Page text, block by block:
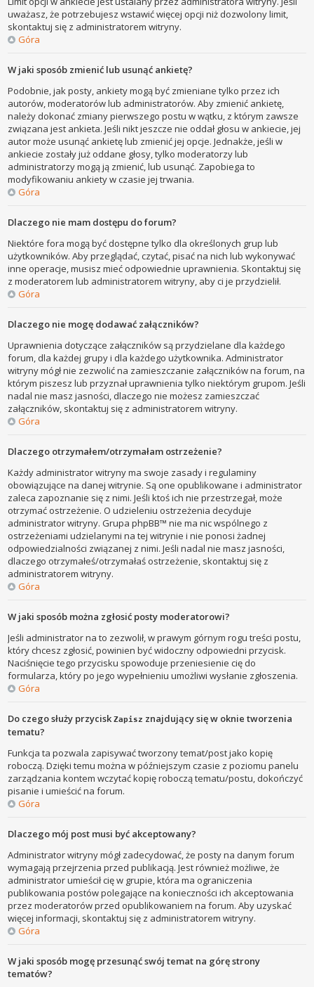
uważasz, że potrzebujesz wstawić więcej opcji niż dozwolony limit,
skontaktuj się z administratorem witryny.
Góra
W jaki sposób zmienić lub usunąć ankietę?
Podobnie, jak posty, ankiety mogą być zmieniane tylko przez ich
autorów, moderatorów lub administratorów. Aby zmienić ankietę,
należy dokonać zmiany pierwszego postu w wątku, z którym zawsze
związana jest ankieta. Jeśli nikt jeszcze nie oddał głosu w ankiecie, jej
autor może usunąć ankietę lub zmienić jej opcje. Jednakże, jeśli w
ankiecie zostały już oddane głosy, tylko moderatorzy lub
administratorzy mogą ją zmienić, lub usunąć. Zapobiega to
modyfikowaniu ankiety w czasie jej trwania.
Góra
Dlaczego nie mam dostępu do forum?
Niektóre fora mogą być dostępne tylko dla określonych grup lub
użytkowników. Aby przeglądać, czytać, pisać na nich lub wykonywać
inne operacje, musisz mieć odpowiednie uprawnienia. Skontaktuj się
z moderatorem lub administratorem witryny, aby ci je przydzielił.
Góra
Dlaczego nie mogę dodawać załączników?
Uprawnienia dotyczące załączników są przydzielane dla każdego
forum, dla każdej grupy i dla każdego użytkownika. Administrator
witryny mógł nie zezwolić na zamieszczanie załączników na forum, na
którym piszesz lub przyznał uprawnienia tylko niektórym grupom. Jeśli
nadal nie masz jasności, dlaczego nie możesz zamieszczać
załączników, skontaktuj się z administratorem witryny.
Góra
Dlaczego otrzymałem/otrzymałam ostrzeżenie?
Każdy administrator witryny ma swoje zasady i regulaminy
obowiązujące na danej witrynie. Są one opublikowane i administrator
zaleca zapoznanie się z nimi. Jeśli ktoś ich nie przestrzegał, może
otrzymać ostrzeżenie. O udzieleniu ostrzeżenia decyduje
administrator witryny. Grupa phpBB™ nie ma nic wspólnego z
ostrzeżeniami udzielanymi na tej witrynie i nie ponosi żadnej
odpowiedzialności związanej z nimi. Jeśli nadal nie masz jasności,
dlaczego otrzymałeś/otrzymałaś ostrzeżenie, skontaktuj się z
administratorem witryny.
Góra
W jaki sposób można zgłosić posty moderatorowi?
Jeśli administrator na to zezwolił, w prawym górnym rogu treści postu,
który chcesz zgłosić, powinien być widoczny odpowiedni przycisk.
Naciśnięcie tego przycisku spowoduje przeniesienie cię do
formularza, który po jego wypełnieniu umożliwi wysłanie zgłoszenia.
Góra
Do czego służy przyciskZapisz znajdujący się w oknie tworzenia
tematu?
Funkcja ta pozwala zapisywać tworzony temat/post jako kopię
roboczą. Dzięki temu można w późniejszym czasie z poziomu panelu
zarządzania kontem wczytać kopię roboczą tematu/postu, dokończyć
pisanie i umieścić na forum.
Góra
Dlaczego mój post musi być akceptowany?
Administrator witryny mógł zadecydować, że posty na danym forum
wymagają przejrzenia przed publikacją. Jest również możliwe, że
administrator umieścił cię w grupie, która ma ograniczenia
publikowania postów polegające na konieczności ich akceptowania
przez moderatorów przed opublikowaniem na forum. Aby uzyskać
więcej informacji, skontaktuj się z administratorem witryny.
Góra
W jaki sposób mogę przesunąć swój temat na górę strony
tematów?